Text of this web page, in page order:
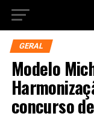
GERAL
Modelo
concurso